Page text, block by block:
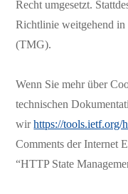
Recht umgesetzt.
Richtlinie weitgehend in
(TMG).
Wenn Sie mehr über
technischen
wirhttps://tools.ietf.org/
Comments der Internet
“HTTP State